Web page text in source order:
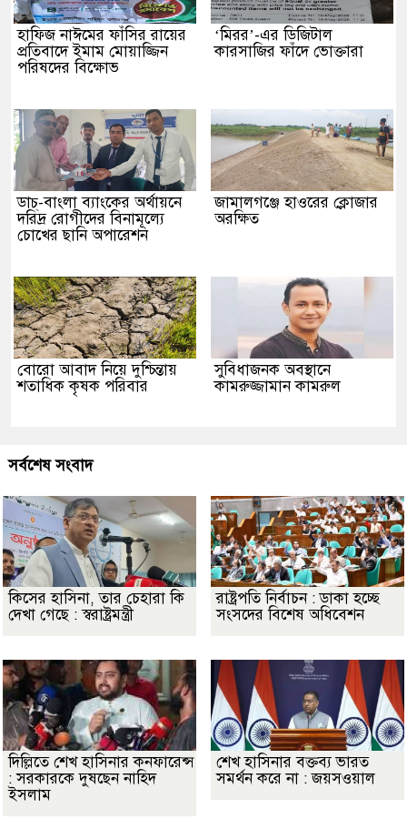
হাফিজ নাঈমের ফাঁসির রায়ের
প্রতিবাদে ইমাম মোয়াজ্জিন
পরিষদের বিক্ষোভ
‘মিরর’-এর ডিজিটাল
কারসাজির ফাঁদে ভোক্তারা
ডাচ্-বাংলা ব্যাংকের অর্থায়নে
দরিদ্র রোগীদের বিনামূল্যে
চোখের ছানি অপারেশন
জামালগঞ্জে হাওরের ক্লোজার
অরক্ষিত
বোরো আবাদ নিয়ে দুশ্চিন্তায়
শতাধিক কৃষক পরিবার
সুবিধাজনক অবস্থানে
কামরুজ্জামান কামরুল
সর্বশেষ সংবাদ
কিসের হাসিনা, তার চেহারা কি
দেখা গেছে : স্বরাষ্ট্রমন্ত্রী
রাষ্ট্রপতি নির্বাচন : ডাকা হচ্ছে
সংসদের বিশেষ অধিবেশন
দিল্লিতে শেখ হাসিনার কনফারেন্স
: সরকারকে দুষছেন নাহিদ
ইসলাম
শেখ হাসিনার বক্তব্য ভারত
সমর্থন করে না : জয়সওয়াল